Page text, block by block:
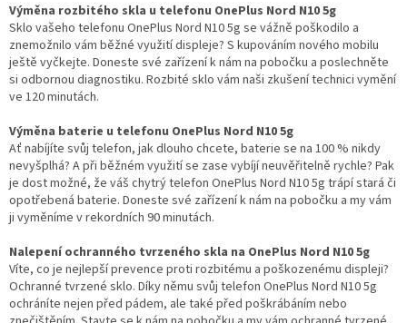
Výměna rozbitého skla u telefonu OnePlus Nord N10 5g
Sklo vašeho telefonu OnePlus Nord N10 5g se vážně poškodilo a
znemožnilo vám běžné využití displeje? S kupováním nového mobilu
ještě vyčkejte. Doneste své zařízení k nám na pobočku a poslechněte
si odbornou diagnostiku. Rozbité sklo vám naši zkušení technici vymění
ve 120 minutách.
Výměna baterie u telefonu OnePlus Nord N10 5g
Ať nabíjíte svůj telefon, jak dlouho chcete, baterie se na 100 % nikdy
nevyšplhá? A při běžném využití se zase vybíjí neuvěřitelně rychle? Pak
je dost možné, že váš chytrý telefon OnePlus Nord N10 5g trápí stará či
opotřebená baterie. Doneste své zařízení k nám na pobočku a my vám
ji vyměníme v rekordních 90 minutách.
Nalepení ochranného tvrzeného skla na OnePlus Nord N10 5g
Víte, co je nejlepší prevence proti rozbitému a poškozenému displeji?
Ochranné tvrzené sklo. Díky němu svůj telefon OnePlus Nord N10 5g
ochráníte nejen před pádem, ale také před poškrábáním nebo